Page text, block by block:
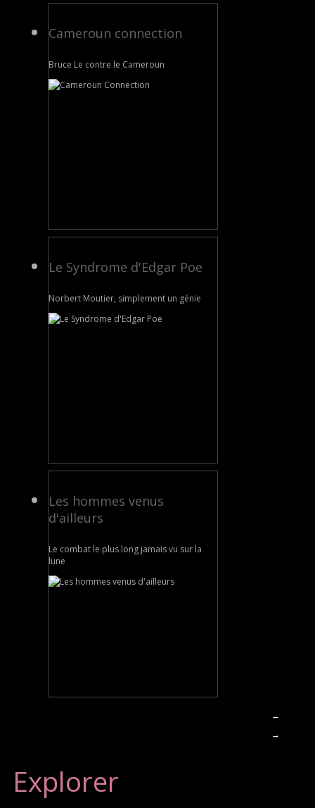
Cameroun connection
Bruce Le contre le Cameroun
Le Syndrome d'Edgar Poe
Norbert Moutier, simplement un génie
Les hommes venus
d'ailleurs
Le combat le plus long jamais vu sur la
lune
←
→
Explorer